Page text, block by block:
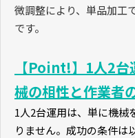
微調整により、単品加工
です。
【Point!】1人2
械の相性と作業者
1人2台運用は、単に機械
りません。成功の条件は